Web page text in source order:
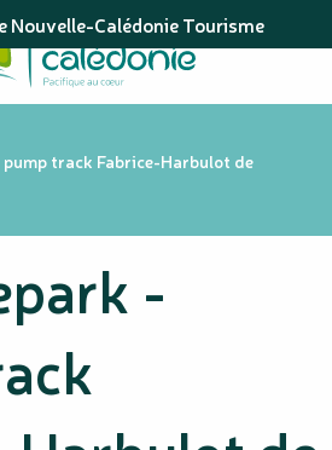
Nouvelle-Calédonie Tourisme
track Fabrice-Harbulot de
-